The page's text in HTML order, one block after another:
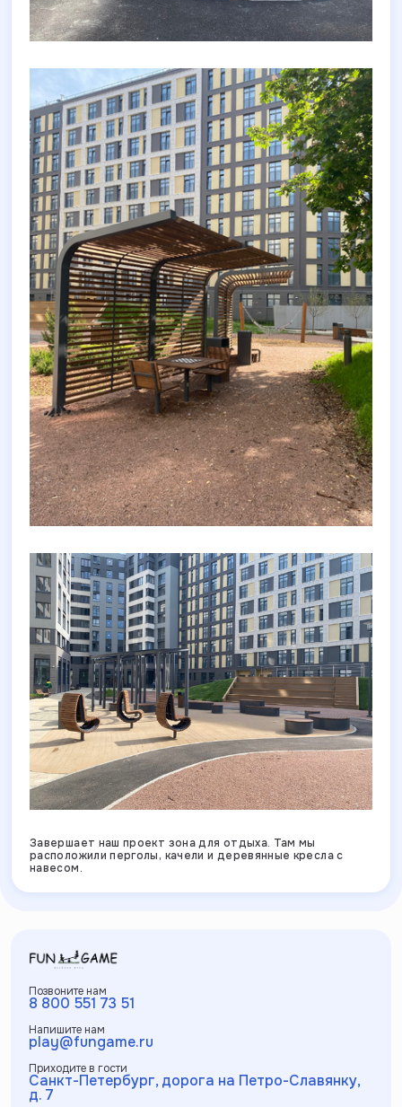
Завершает наш проект зона для отдыха. Там мы
расположили перголы, качели и деревянные кресла с
навесом.
Позвоните нам
8 800 551 73 51
Напишите нам
play@fungame.ru
Приходите в гости
Санкт-Петербург, дорога на Петро-Славянку,
д. 7